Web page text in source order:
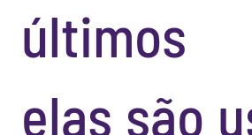
últimos
elas são